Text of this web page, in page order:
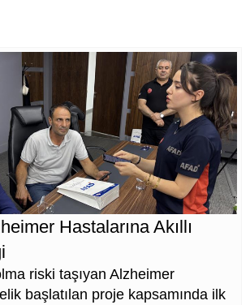
Hastalarına Akıllı
riski taşıyan Alzheimer
başlatılan proje kapsamında ilk